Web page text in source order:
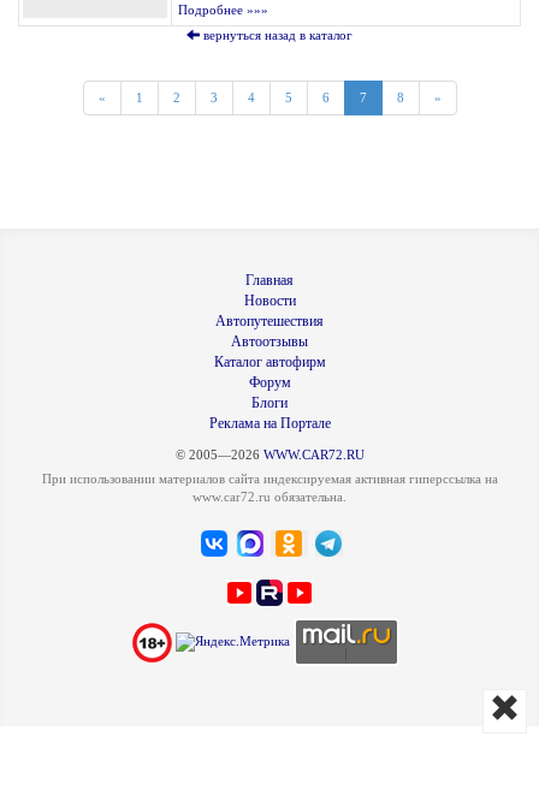
Подробнее »»»
вернуться назад в каталог
« 1 2 3 4 5 6 7 8 »
Главная
Новости
Автопутешествия
Автоотзывы
Каталог автофирм
Форум
Блоги
Реклама на Портале
© 2005—2026 WWW.CAR72.RU
При использовании материалов сайта индексируемая активная гиперссылка на
www.car72.ru обязательна.